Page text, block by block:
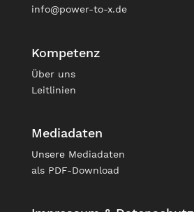
info@power-to-x.de
Kompetenz
Über uns
Leitlinien
Mediadaten
Unsere Mediadaten
als PDF-Download